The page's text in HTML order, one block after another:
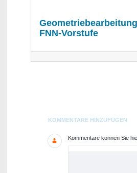
Geometriebearbeitung
FNN-Vorstufe
Blogs
KOMMENTARE HINZUFÜGEN
Kommentare können Sie